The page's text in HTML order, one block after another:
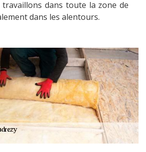
dans toute la zone de
dans les alentours.